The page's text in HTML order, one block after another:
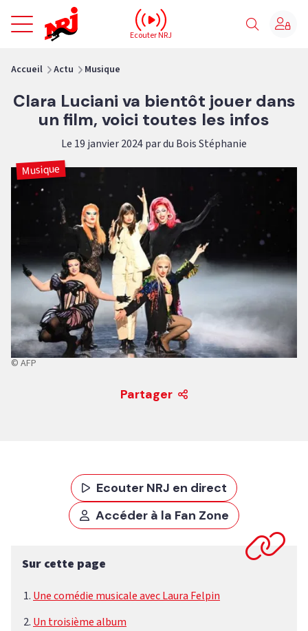
NRJ - Accueil
Ecouter NRJ
Accueil Actu Musique
Clara Luciani va bientôt jouer dans
un film, voici toutes les infos
Le 19 janvier 2024 par du Bois Stéphanie
Musique
© AFP
Partager
Ecouter NRJ en direct
Accéder à la Fan Zone
Sur cette page
Une comédie musicale avec Laura Felpin
Un troisième album